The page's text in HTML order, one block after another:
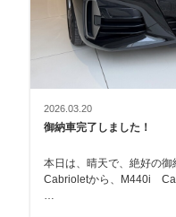
2026.03.20
御納車完了しました！
本日は、晴天で、絶好の御納車日
Cabrioletから、M440i